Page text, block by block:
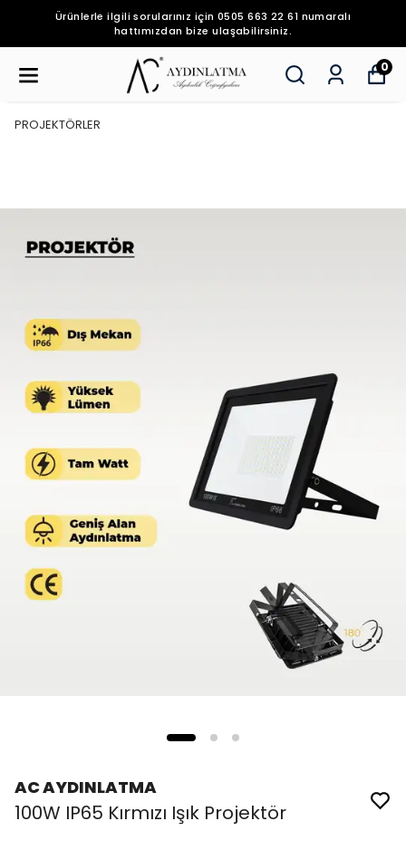
Ürünlerle ilgili sorularınız için 0505 663 22 61 numaralı
hattımızdan bize ulaşabilirsiniz.
0
PROJEKTÖRLER
AC AYDINLATMA
100W IP65 Kırmızı Işık Projektör